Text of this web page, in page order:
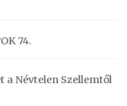
74.
a Névtelen Szellemtől